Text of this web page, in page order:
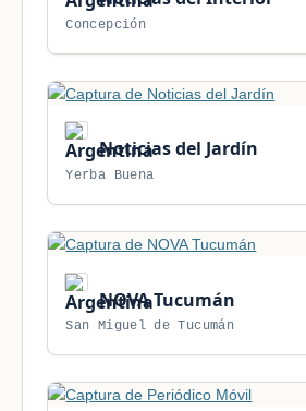
Concepción
Noticias del Jardín
Yerba Buena
NOVA Tucumán
San Miguel de Tucumán